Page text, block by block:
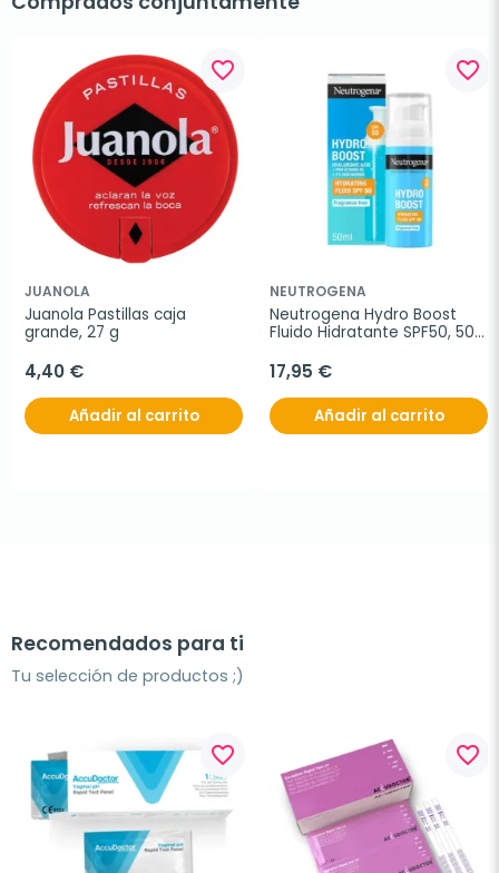
favorite_border
JUANOLA
Juanola Pastillas caja
grande, 27 g
4,40 €
Añadir al carrito
favorite_border
NEUTROGENA
Neutrogena Hydro Boost
Fluido Hidratante SPF50, 50
17,95 €
Añadir al carrito
Recomendados para ti
Tu selección de productos ;)
favorite_border favorite_border